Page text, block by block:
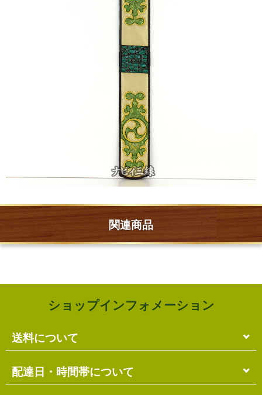
関連商品
ショップインフォメーション
送料について
単品のみの場合
各商品に記載の送料となります。
配達日・時間帯について